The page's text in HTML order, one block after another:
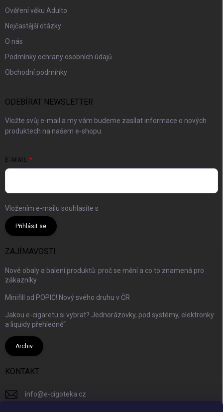
Ověření věku Adulto
Nejčastější otázky
O nás
Podmínky ochrany osobních údajů
Obchodní podmínky
ODEBÍRAT NEWSLETTER
Vložte svůj e-mail a my vám budeme zasílat informace o nových
produktech na našem e-shopu.
E-MAIL
Vložením e-mailu souhlasíte s
Přihlásit se
ZAJÍMAVOSTI
Nové obaly a balení produktů: proč se mění a co to znamená pro
zákazníky
Minifill od POPIČ! Nový svého druhu v ČR
Jakou e-cigaretu si vybrat? Jednorázovky, pod systémy, elektronky
a liquidy přehledně“
Archiv
KONTAKT
info@e-cigoteka.cz